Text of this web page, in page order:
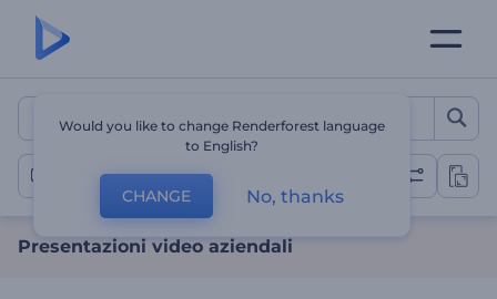
Presentazioni video
Aziendale
Presentazioni video aziendali
Would you like to change Renderforest language
to English?
CHANGE No, thanks